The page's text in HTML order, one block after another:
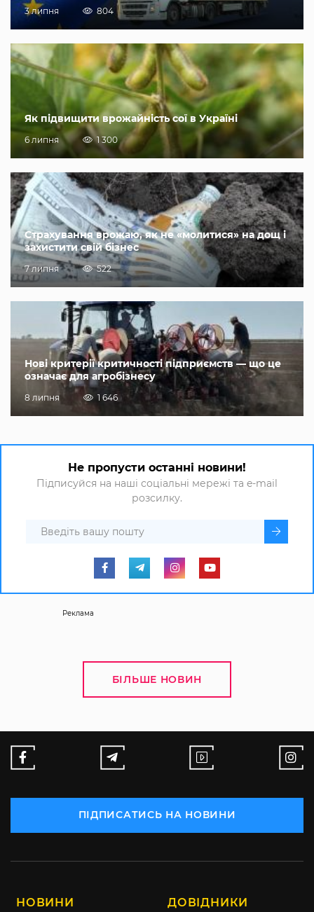
3 липня 804
Як підвищити врожайність сої в Україні
6 липня 1 300
Страхування врожаю, як не «молитися» на дощ і
захистити свій бізнес
7 липня 522
Нові критерії критичності підприємств — що це
означає для агробізнесу
8 липня 1 646
Не пропусти останні новини!
Підписуйся на наші соціальні мережі та e-mail
розсилку.
Реклама
БІЛЬШЕ НОВИН
ПІДПИСАТИСЬ НА НОВИНИ
НОВИНИ ДОВІДНИКИ